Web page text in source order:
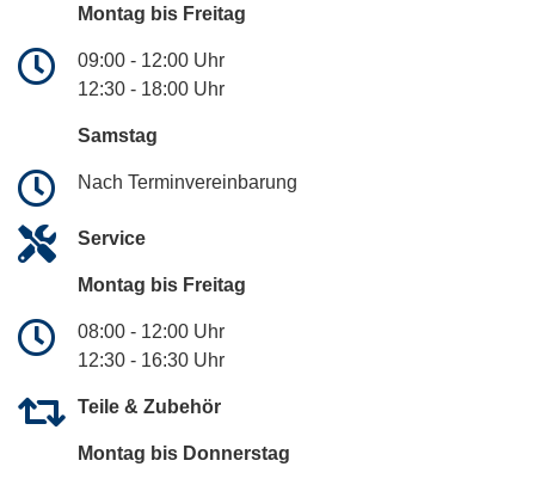
Montag bis Freitag
09:00 - 12:00 Uhr
12:30 - 18:00 Uhr
Samstag
Nach Terminvereinbarung
Service
Montag bis Freitag
08:00 - 12:00 Uhr
12:30 - 16:30 Uhr
Teile & Zubehör
Montag bis Donnerstag